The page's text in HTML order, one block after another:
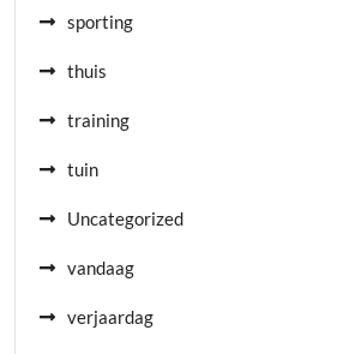
sporting
thuis
training
tuin
Uncategorized
vandaag
verjaardag